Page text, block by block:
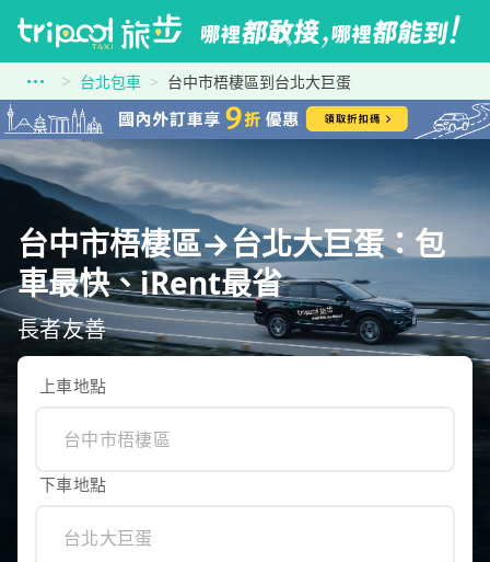
台北包車 台中市梧棲區到台北大巨蛋
台中市梧棲區→台北大巨蛋：包
車最快、iRent最省
長者友善
上車地點
下車地點